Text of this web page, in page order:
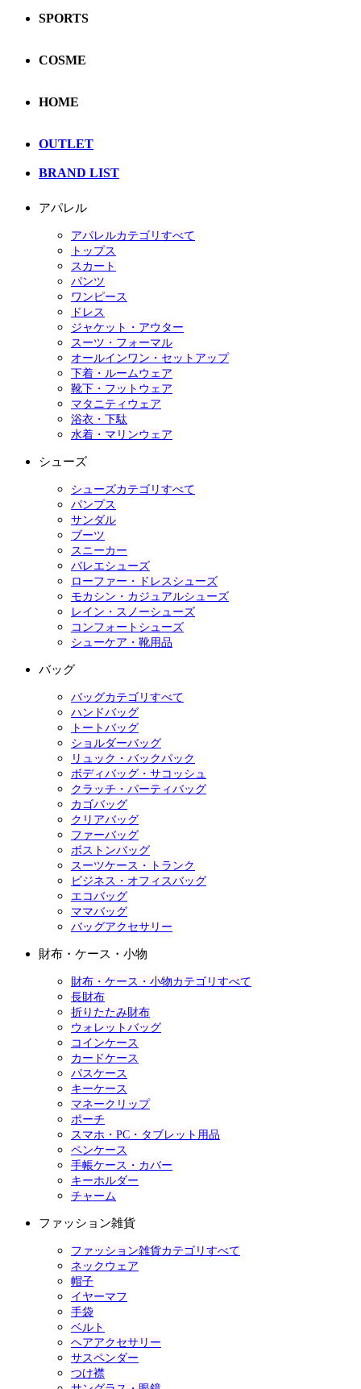
SPORTS
COSME
HOME
OUTLET
BRAND LIST
アパレル
アパレルカテゴリすべて
トップス
スカート
パンツ
ワンピース
ドレス
ジャケット・アウター
スーツ・フォーマル
オールインワン・セットアップ
下着・ルームウェア
靴下・フットウェア
マタニティウェア
浴衣・下駄
水着・マリンウェア
シューズ
シューズカテゴリすべて
パンプス
サンダル
ブーツ
スニーカー
バレエシューズ
ローファー・ドレスシューズ
モカシン・カジュアルシューズ
レイン・スノーシューズ
コンフォートシューズ
シューケア・靴用品
バッグ
バッグカテゴリすべて
ハンドバッグ
トートバッグ
ショルダーバッグ
リュック・バックパック
ボディバッグ・サコッシュ
クラッチ・パーティバッグ
カゴバッグ
クリアバッグ
ファーバッグ
ボストンバッグ
スーツケース・トランク
ビジネス・オフィスバッグ
エコバッグ
ママバッグ
バッグアクセサリー
財布・ケース・小物
財布・ケース・小物カテゴリすべて
長財布
折りたたみ財布
ウォレットバッグ
コインケース
カードケース
パスケース
キーケース
マネークリップ
ポーチ
スマホ・PC・タブレット用品
ペンケース
手帳ケース・カバー
キーホルダー
チャーム
ファッション雑貨
ファッション雑貨カテゴリすべて
ネックウェア
帽子
イヤーマフ
手袋
ベルト
ヘアアクセサリー
サスペンダー
つけ襟